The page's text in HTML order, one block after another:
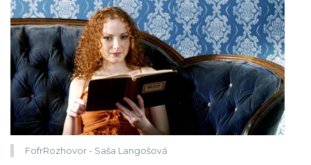
FofrRozhovor - Saša Langošová